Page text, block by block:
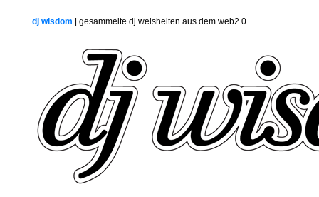
dj wisdom | gesammelte dj weisheiten aus dem web2.0